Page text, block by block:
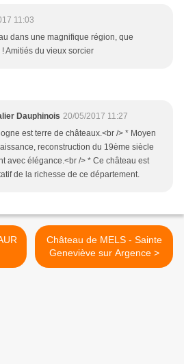
11:03
dans une magnifique région, que
Amitiés du vieux sorcier
Dauphinois 20/05/2017 11:27
est terre de châteaux.<br /> * Moyen
reconstruction du 19ème siècle
avec élégance.<br /> * Ce château est
de la richesse de ce département.
Château de MELS - Sainte
Geneviève sur Argence >